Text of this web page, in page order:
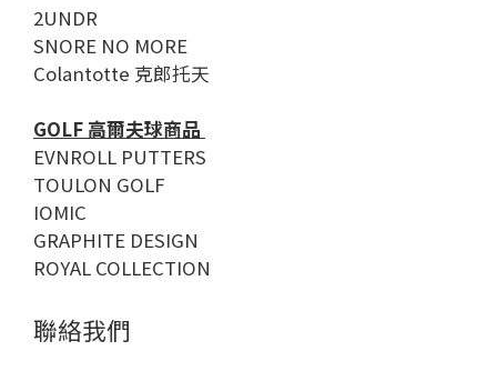
2UNDR
SNORE NO MORE
Colantotte 克郎托天
GOLF 高爾夫球商品
EVNROLL PUTTERS
TOULON GOLF
IOMIC
GRAPHITE DESIGN
ROYAL COLLECTION
聯絡我們